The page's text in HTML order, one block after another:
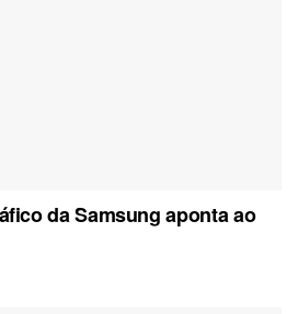
da Samsung aponta ao